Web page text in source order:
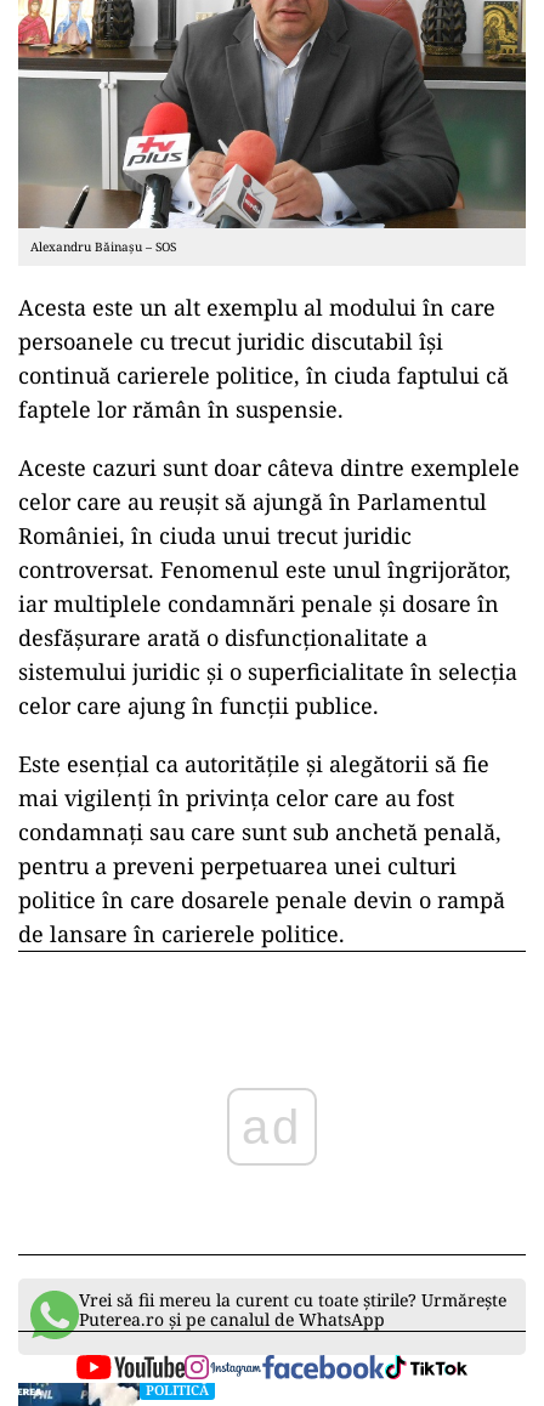
Alexandru Băinașu – SOS
Acesta este un alt exemplu al modului în care
persoanele cu trecut juridic discutabil își
continuă carierele politice, în ciuda faptului că
faptele lor rămân în suspensie.
Aceste cazuri sunt doar câteva dintre exemplele
celor care au reușit să ajungă în Parlamentul
României, în ciuda unui trecut juridic
controversat. Fenomenul este unul îngrijorător,
iar multiplele condamnări penale și dosare în
desfășurare arată o disfuncționalitate a
sistemului juridic și o superficialitate în selecția
celor care ajung în funcții publice.
Este esențial ca autoritățile și alegătorii să fie
mai vigilenți în privința celor care au fost
condamnați sau care sunt sub anchetă penală,
pentru a preveni perpetuarea unei culturi
politice în care dosarele penale devin o rampă
de lansare în carierele politice.
ad
Vrei să fii mereu la curent cu toate știrile? Urmărește
Puterea.ro și pe canalul de WhatsApp
POLITICĂ